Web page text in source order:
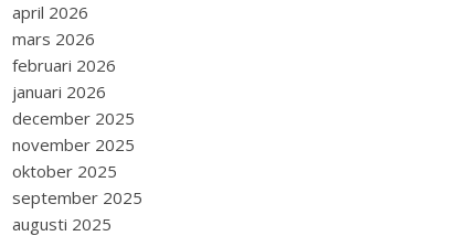
april 2026
mars 2026
februari 2026
januari 2026
december 2025
november 2025
oktober 2025
september 2025
augusti 2025